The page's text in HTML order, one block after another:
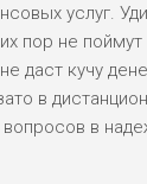
услуг.
пор не поймут
даст кучу
в
вопросов в